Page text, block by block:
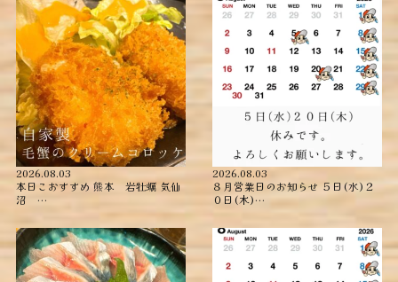
2026.08.03
本日こおすすめ ︎熊本 岩牡蠣 ︎気仙
沼 …
2026.08.03
８月営業日のお知らせ ５日(水)２
０日(木)…